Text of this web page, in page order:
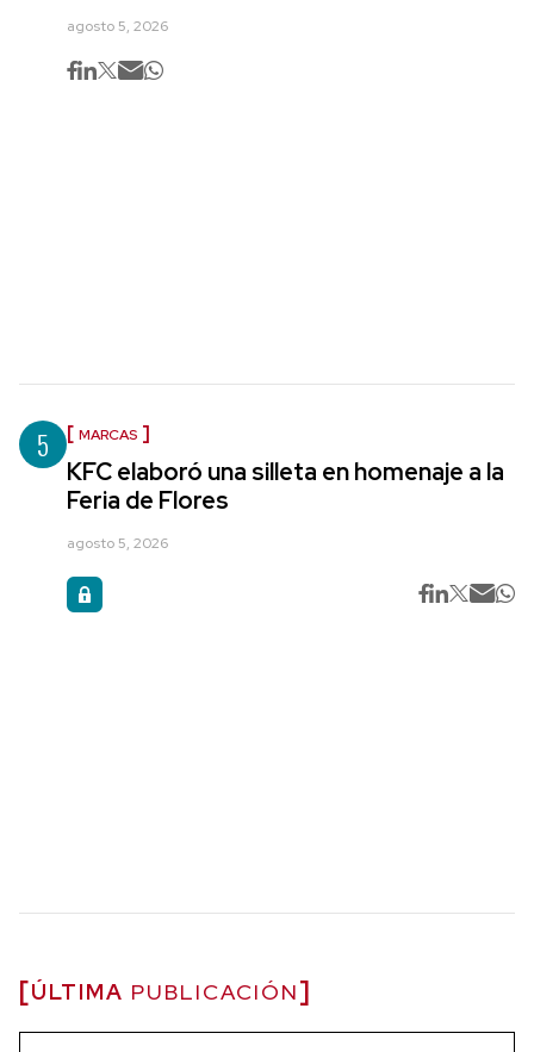
agosto 5, 2026
5 MARCAS
KFC elaboró una silleta en homenaje a la
Feria de Flores
agosto 5, 2026
ÚLTIMA PUBLICACIÓN